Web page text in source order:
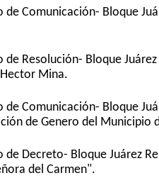
Comunicación- Bloque
Resolución- Bloque
Mina.
Comunicación- Bloque
de Genero del Municipio
Decreto- Bloque Juárez
del Carmen".